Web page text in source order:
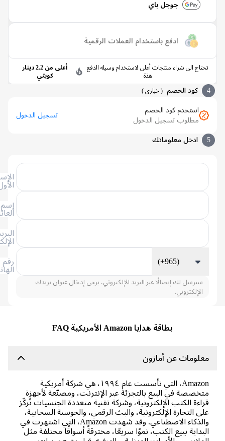
جوجل باي
ادفع باستخدام العملات الرقمية
الى شراء منتجات أعلى لاستخدام وسيله الدفع
أعلى من 2.2 دينار
كود الخصم (خياري )
استخدم كود الخصم
مطلوب تسجيل الدخول
تسجيل الدخول
ادخل معلوماتك
العائلة
الإلكتروني
الهاتف
(+965)
سنرسل لك إيصالًا عبر البريد الإلكتروني، يرجى إدخال عنوان بريدك
الإلكتروني.
بطاقة هدايا Amazon الأمريكية FAQ
عن أمازون
Amazon، التي تأسست عام ١٩٩٤، هي شركة أمريكية
في البيع بالتجزئة عبر الإنترنت، ومصنّعة لأجهزة
الكتب الإلكترونية، وشركة تقنية متعددة الجنسيات تُركّز
التجارة الإلكترونية، والبث الرقمي، والحوسبة السحابية،
والذكاء الاصطناعي. وقد شهدت Amazon، التي اشتهرت في
ببيع الكتب، نموًا سريعًا، مخترقةً أسواقًا مختلفة مثل